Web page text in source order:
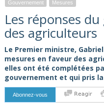
Gouvernement Mesures
Les réponses
des agriculteurs
Le Premier ministre,
mesures en faveur des
elles ont été complétées
gouvernement et qui pris
Abonnez-vous Reagir